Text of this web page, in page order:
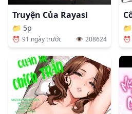
Truyện Của Rayasi
📁 5p
⏰ 91 ngày trước 👁️ 208624
📁
⏰